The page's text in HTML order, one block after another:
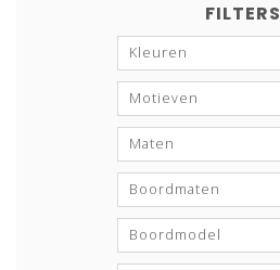
FILTERS
Kleuren
Motieven
Maten
Boordmaten
Boordmodel